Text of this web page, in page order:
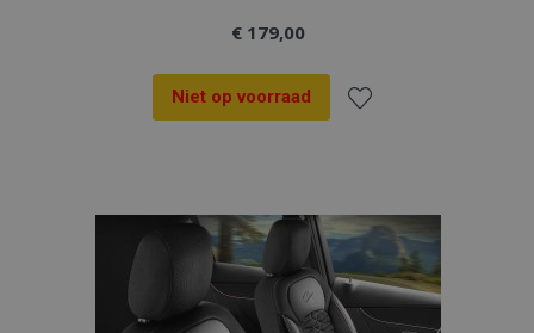
€ 179,00
Niet op voorraad
aan
verlanglijst